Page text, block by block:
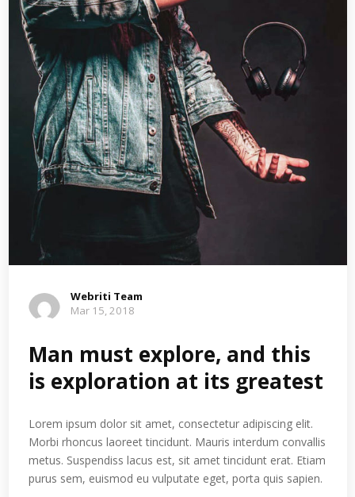
Webriti Team
Mar 15, 2018
Man must explore, and this
is exploration at its greatest
Lorem ipsum dolor sit amet, consectetur adipiscing elit.
Morbi rhoncus laoreet tincidunt. Mauris interdum convallis
metus. Suspendiss lacus est, sit amet tincidunt erat. Etiam
purus sem, euismod eu vulputate eget, porta quis sapien.